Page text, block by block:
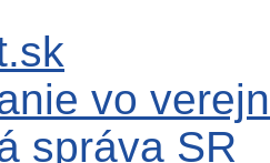
vo
správa SR